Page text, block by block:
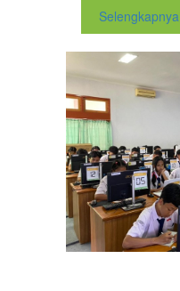
Selengkapnya